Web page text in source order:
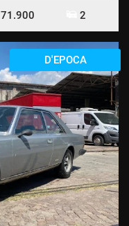
71.900 2
D'EPOCA